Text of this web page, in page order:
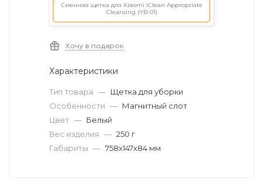
Сменная щетка для Xiaomi iClean Appropriate
Cleansing (YB-01)
Хочу в подарок
Характеристики
Тип товара — Щетка для уборки
Особенности — Магнитный слот
Цвет — Белый
Вес изделия — 250 г
Габариты — 758x147x84 мм